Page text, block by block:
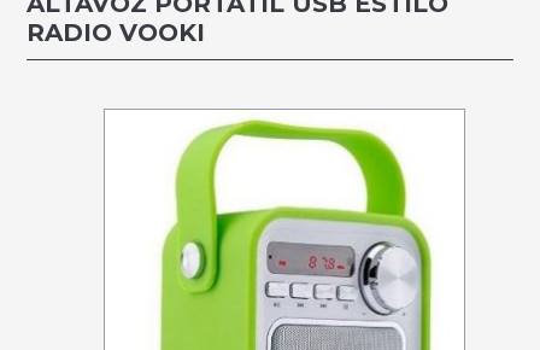
RADIO VOOKI